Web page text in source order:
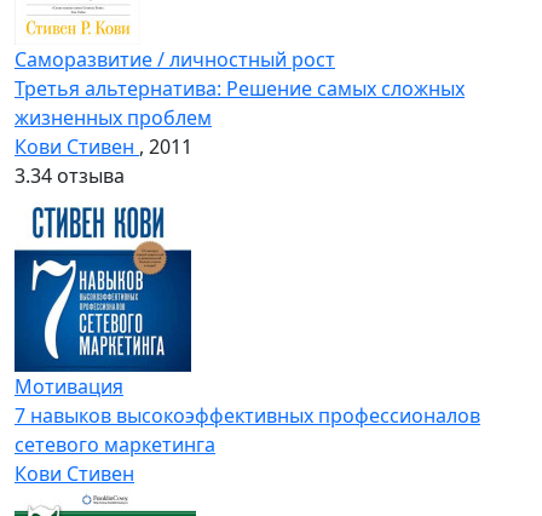
Саморазвитие / личностный рост
Третья альтернатива: Решение самых сложных
жизненных проблем
Кови Стивен , 2011
3.34 отзыва
Мотивация
7 навыков высокоэффективных профессионалов
сетевого маркетинга
Кови Стивен